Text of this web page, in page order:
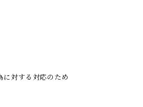
に対する対応のため